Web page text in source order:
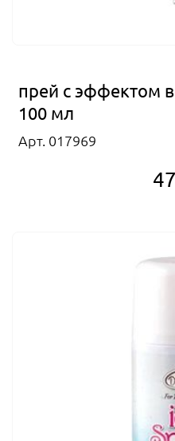
прей с эффектом
100 мл
Арт. 017969